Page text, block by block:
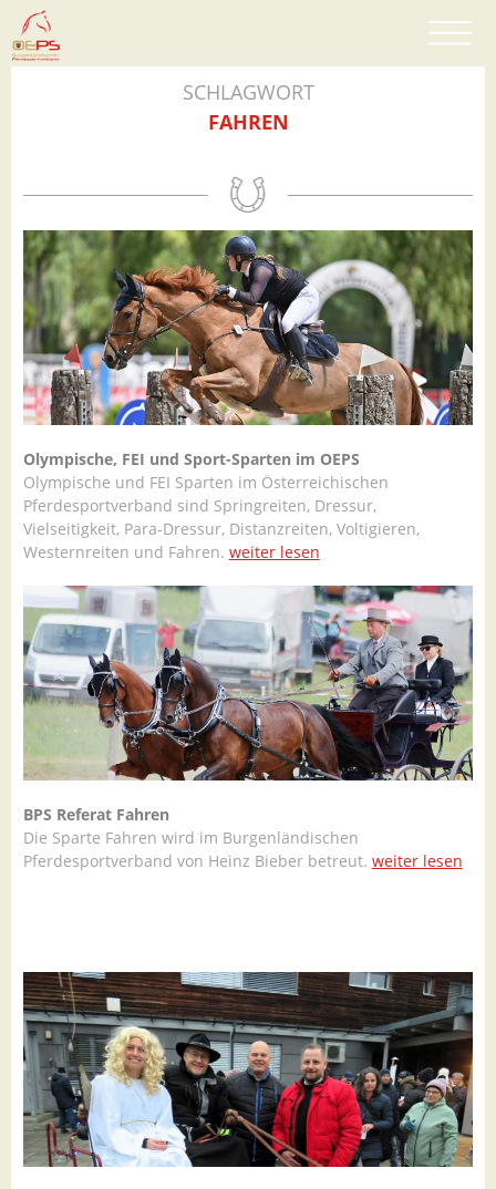
SCHLAGWORT
FAHREN
Olympische, FEI und Sport-Sparten im OEPS
Olympische und FEI Sparten im Österreichischen
Pferdesportverband sind Springreiten, Dressur,
Vielseitigkeit, Para-Dressur, Distanzreiten, Voltigieren,
Westernreiten und Fahren. weiter lesen
BPS Referat Fahren
Die Sparte Fahren wird im Burgenländischen
Pferdesportverband von Heinz Bieber betreut. weiter lesen